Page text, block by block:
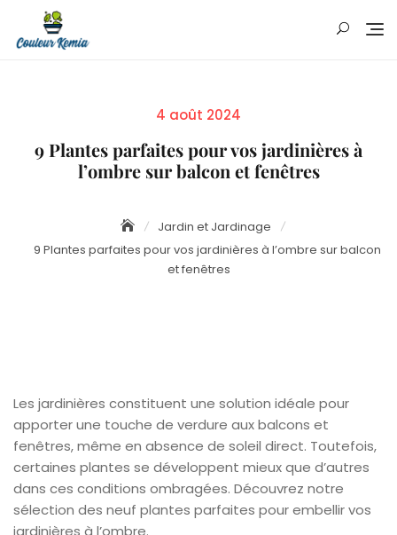
content
Posted
4 août 2024
9 Plantes parfaites pour vos jardinières à
l’ombre sur balcon et fenêtres
Jardin et Jardinage
9 Plantes parfaites pour vos jardinières à l’ombre sur balcon
et fenêtres
Les jardinières constituent une solution idéale pour
apporter une touche de verdure aux balcons et
fenêtres, même en absence de soleil direct. Toutefois,
certaines plantes se développent mieux que d’autres
dans ces conditions ombragées. Découvrez notre
sélection des neuf plantes parfaites pour embellir vos
jardinières à l’ombre.